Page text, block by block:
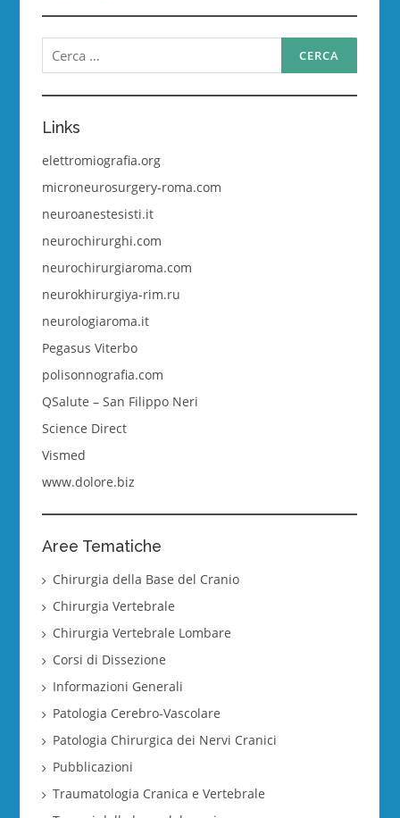
Ricerca
per:
Links
elettromiografia.org
microneurosurgery-roma.com
neuroanestesisti.it
neurochirurghi.com
neurochirurgiaroma.com
neurokhirurgiya-rim.ru
neurologiaroma.it
Pegasus Viterbo
polisonnografia.com
QSalute – San Filippo Neri
Science Direct
Vismed
www.dolore.biz
Aree Tematiche
Chirurgia della Base del Cranio
Chirurgia Vertebrale
Chirurgia Vertebrale Lombare
Corsi di Dissezione
Informazioni Generali
Patologia Cerebro-Vascolare
Patologia Chirurgica dei Nervi Cranici
Pubblicazioni
Traumatologia Cranica e Vertebrale